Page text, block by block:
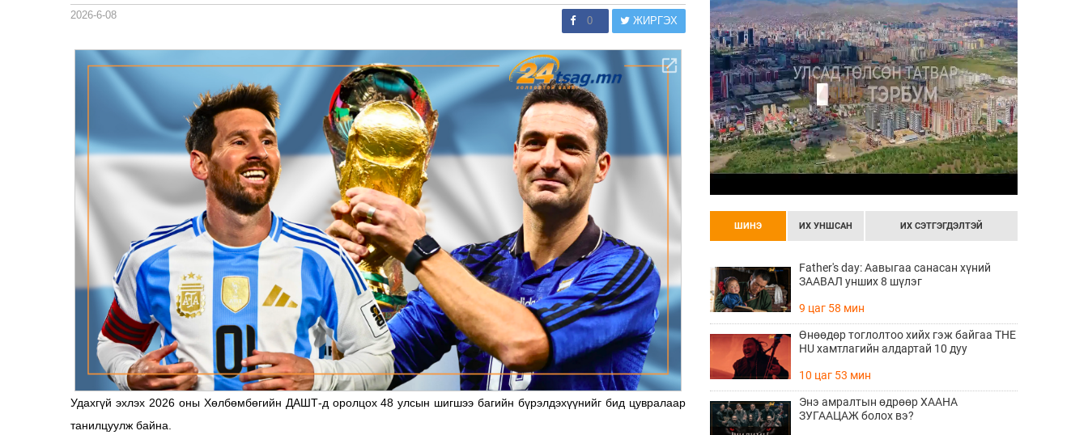
2026-6-08 0 ЖИРГЭХ
Удахгүй эхлэх 2026 оны Хөлбөмбөгийн ДАШТ-д оролцох 48 улсын шигшээ багийн бүрэлдэхүүнийг бид цувралаар
танилцуулж байна.
ШИНЭ ИХ УНШСАН ИХ СЭТГЭГДЭЛТЭЙ
Father's day: Аавыгаа санасан хүний
ЗААВАЛ унших 8 шүлэг
9 цаг 58 мин
Өнөөдөр тоглолтоо хийх гэж байгаа THE
HU хамтлагийн алдартай 10 дуу
10 цаг 53 мин
Энэ амралтын өдрөөр ХААНА
ЗУГААЦАЖ болох вэ?